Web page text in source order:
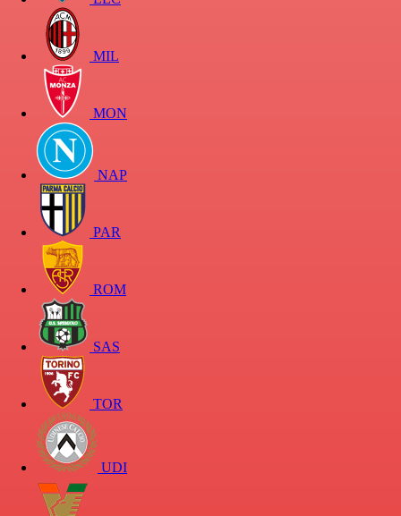
MIL
MON
NAP
PAR
ROM
SAS
TOR
UDI